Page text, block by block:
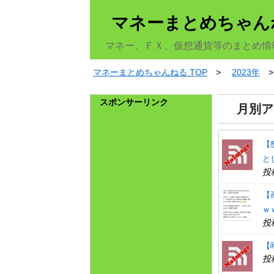
マネーまとめちゃ
マネー、ＦＸ、仮想通貨等のまとめ情
マネーまとめちゃんねる TOP 2023年
スポンサーリンク 月別
と
投
ｗ
投
投